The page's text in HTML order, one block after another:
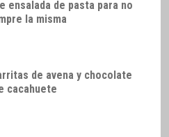
ensalada de pasta para no
la misma
de avena y chocolate
cacahuete